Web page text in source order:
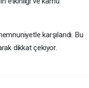
karşılandı. Bu
dikkat çekiyor.